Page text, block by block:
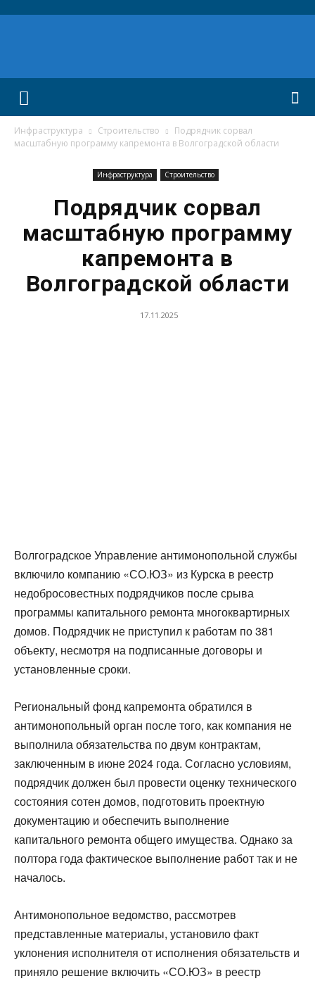
Инфраструктура Строительство
Подрядчик сорвал
масштабную программу капремонта в Волгоградской области
Инфраструктура Строительство
Подрядчик сорвал
масштабную программу
капремонта в
Волгоградской области
17.11.2025
Волгоградское Управление антимонопольной службы
включило компанию «СО.ЮЗ» из Курска в реестр
недобросовестных подрядчиков после срыва
программы капитального ремонта многоквартирных
домов. Подрядчик не приступил к работам по 381
объекту, несмотря на подписанные договоры и
установленные сроки.
Региональный фонд капремонта обратился в
антимонопольный орган после того, как компания не
выполнила обязательства по двум контрактам,
заключенным в июне 2024 года. Согласно условиям,
подрядчик должен был провести оценку технического
состояния сотен домов, подготовить проектную
документацию и обеспечить выполнение
капитального ремонта общего имущества. Однако за
полтора года фактическое выполнение работ так и не
началось.
Антимонопольное ведомство, рассмотрев
представленные материалы, установило факт
уклонения исполнителя от исполнения обязательств и
приняло решение включить «СО.ЮЗ» в реестр